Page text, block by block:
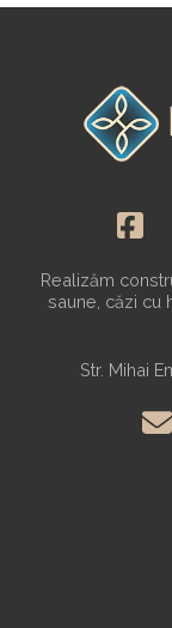
Realizăm
saune, căzi cu
Str. Mihai